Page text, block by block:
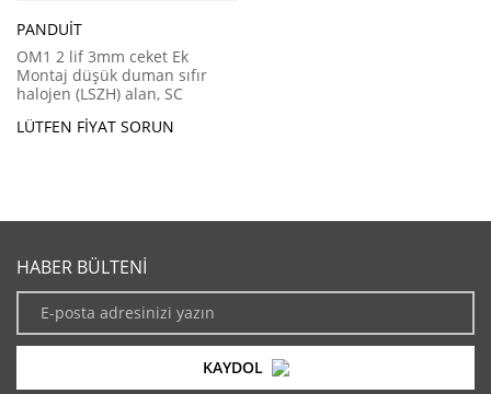
PANDUIT
OM1 2 lif 3mm ceket Ek
Montaj düşük duman sıfır
halojen (LSZH) alan, SC
LÜTFEN FIYAT SORUN
HABER BÜLTENİ
KAYDOL